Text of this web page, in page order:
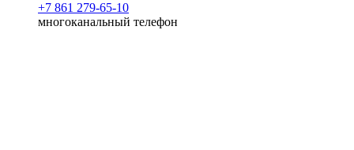
+7 861 279-65-10
многоканальный телефон